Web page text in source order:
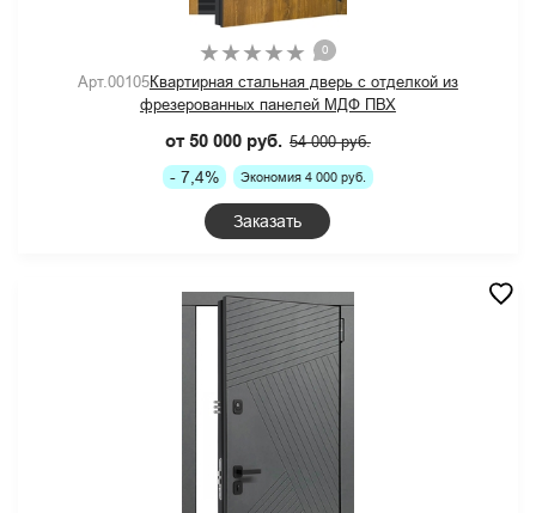
0
Арт.00105Квартирная стальная дверь с отделкой из
фрезерованных панелей МДФ ПВХ
от 50 000 руб. 54 000 руб.
- 7,4% Экономия 4 000 руб.
Заказать